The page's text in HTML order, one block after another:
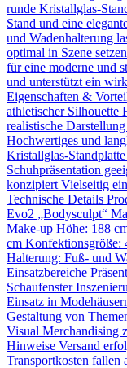
runde Kristallglas-
Stand und eine
und Wadenhalterung
optimal in Szene
für eine moderne und
und unterstützt ein
Eigenschaften &
athletischer Silhouette
realistische
Hochwertiges und
Kristallglas-
Schuhpräsentation
konzipiert Vielseitig
Technische Details
Evo2 „Bodysculpt“
Make-up Höhe: 188
cm Konfektionsgröße:
Halterung: Fuß- und
Einsatzbereiche
Schaufenster
Einsatz in
Gestaltung von
Visual Merchandising
Hinweise Versand
Transportkosten fallen